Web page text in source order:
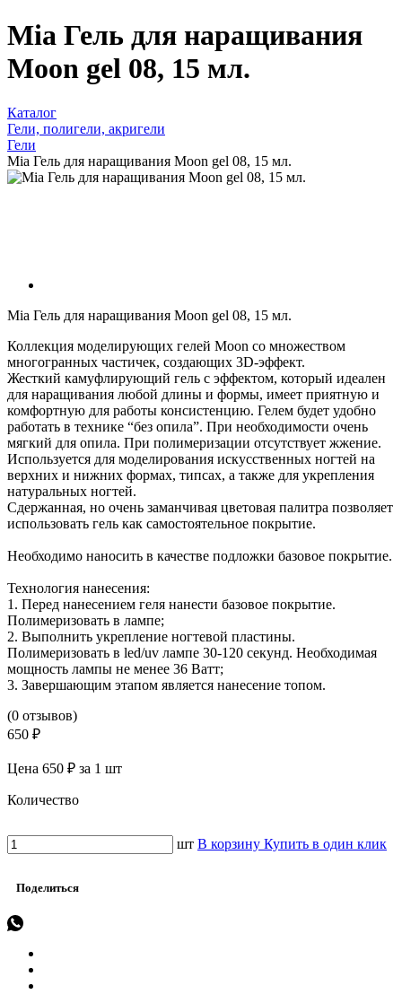
Mia Гель для наращивания
Moon gel 08, 15 мл.
Каталог
Гели, полигели, акригели
Гели
Mia Гель для наращивания Moon gel 08, 15 мл.
Mia Гель для наращивания Moon gel 08, 15 мл.
Коллекция моделирующих гелей Moon со множеством
многогранных частичек, создающих 3D-эффект.
Жесткий камуфлирующий гель с эффектом, который идеален
для наращивания любой длины и формы, имеет приятную и
комфортную для работы консистенцию. Гелем будет удобно
работать в технике “без опила”. При необходимости очень
мягкий для опила. При полимеризации отсутствует жжение.
Используется для моделирования искусственных ногтей на
верхних и нижних формах, типсах, а также для укрепления
натуральных ногтей.
Сдержанная, но очень заманчивая цветовая палитра позволяет
использовать гель как самостоятельное покрытие.
Необходимо наносить в качестве подложки базовое покрытие.
Технология нанесения:
1. Перед нанесением геля нанести базовое покрытие.
Полимеризовать в лампе;
2. Выполнить укрепление ногтевой пластины.
Полимеризовать в led/uv лампе 30-120 секунд. Необходимая
мощность лампы не менее 36 Ватт;
3. Завершающим этапом является нанесение топом.
(0 отзывов)
650 ₽
Цена 650 ₽ за 1 шт
Количество
шт В корзину Купить в один клик
Поделиться